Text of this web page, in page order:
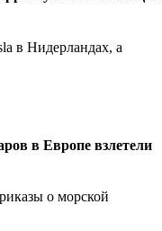
в Нидерландах, а
в Европе взлетели
о морской